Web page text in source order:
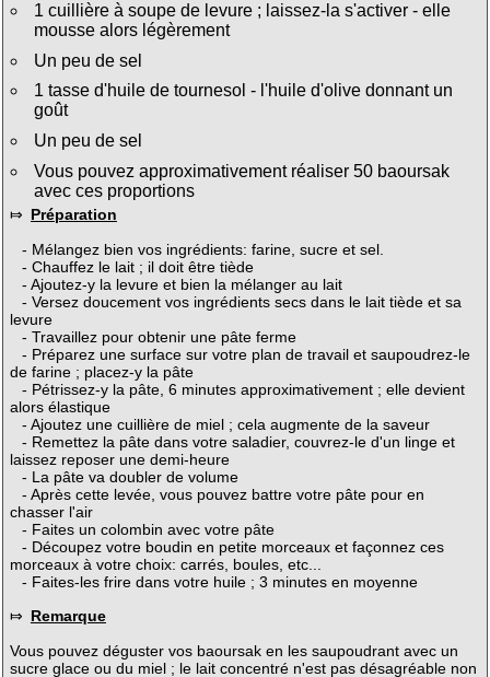
1 cuillière à soupe de levure ; laissez-la s'activer - elle
mousse alors légèrement
Un peu de sel
1 tasse d'huile de tournesol - l'huile d'olive donnant un
goût
Un peu de sel
Vous pouvez approximativement réaliser 50 baoursak
avec ces proportions
⤇ Préparation
- Mélangez bien vos ingrédients: farine, sucre et sel.
- Chauffez le lait ; il doit être tiède
- Ajoutez-y la levure et bien la mélanger au lait
- Versez doucement vos ingrédients secs dans le lait tiède et sa
levure
- Travaillez pour obtenir une pâte ferme
- Préparez une surface sur votre plan de travail et saupoudrez-le
de farine ; placez-y la pâte
- Pétrissez-y la pâte, 6 minutes approximativement ; elle devient
alors élastique
- Ajoutez une cuillière de miel ; cela augmente de la saveur
- Remettez la pâte dans votre saladier, couvrez-le d'un linge et
laissez reposer une demi-heure
- La pâte va doubler de volume
- Après cette levée, vous pouvez battre votre pâte pour en
chasser l'air
- Faites un colombin avec votre pâte
- Découpez votre boudin en petite morceaux et façonnez ces
morceaux à votre choix: carrés, boules, etc...
- Faites-les frire dans votre huile ; 3 minutes en moyenne
⤇ Remarque
Vous pouvez déguster vos baoursak en les saupoudrant avec un
sucre glace ou du miel ; le lait concentré n'est pas désagréable non